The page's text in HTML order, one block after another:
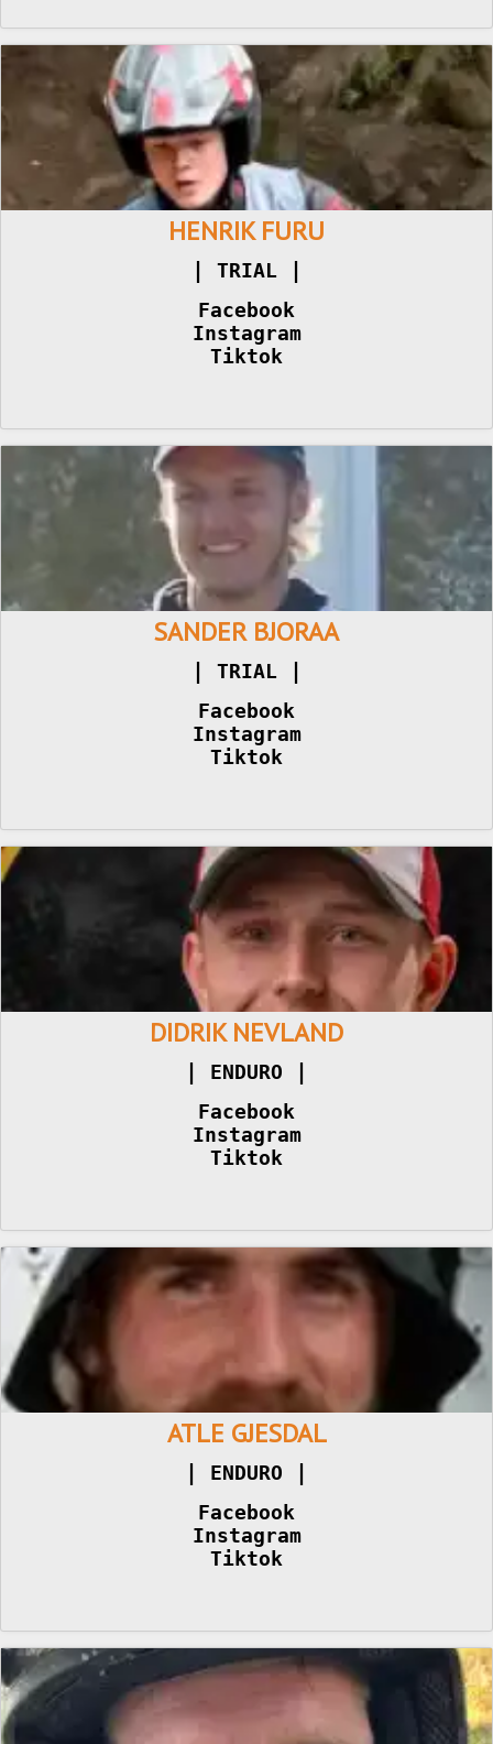
HENRIK FURU
| TRIAL |
Facebook
Instagram
Tiktok
SANDER BJORAA
| TRIAL |
Facebook
Instagram
Tiktok
DIDRIK NEVLAND
| ENDURO |
Facebook
Instagram
Tiktok
ATLE GJESDAL
| ENDURO |
Facebook
Instagram
Tiktok